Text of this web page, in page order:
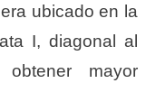
ubicado en la
I, diagonal al
mayor